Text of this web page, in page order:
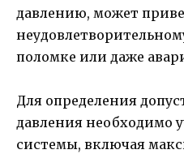
давлению, может
поломке или даже
Для определения
давления необходимо
системы, включая